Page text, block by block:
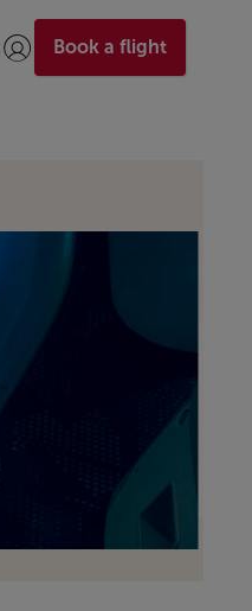
Se connecter | S’inscrire)
Book a flight